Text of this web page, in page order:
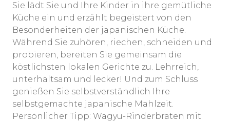
Sie lädt Sie und Ihre Kinder in ihre gemütliche
Küche ein und erzählt begeistert von den
Besonderheiten der japanischen Küche.
Während Sie zuhören, riechen, schneiden und
probieren, bereiten Sie gemeinsam die
köstlichsten lokalen Gerichte zu. Lehrreich,
unterhaltsam und lecker! Und zum Schluss
genießen Sie selbstverständlich Ihre
selbstgemachte japanische Mahlzeit.
Persönlicher Tipp: Wagyu-Rinderbraten mit